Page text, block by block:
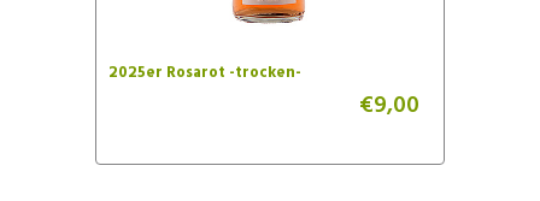
2025er Rosarot -trocken-
€9,00